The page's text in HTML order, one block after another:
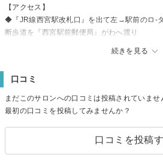
続きを見る
【アクセス】
◆『JR線西宮駅改札口』を出て左→駅前のロ-
断歩道を『西宮駅前郵便局』がわへ渡り
『居酒屋おくまんさん』の手前を左へ→『月う
なりへ→行ききったところを左へまがり道な
となり
【駐車場】◆駐車場はございません 近隣に[有
＊営業電話はご遠慮ください
口コミ
まだこのサロンへの口コミは投稿されていませ
最初の口コミを投稿してみませんか？
口コミを投稿